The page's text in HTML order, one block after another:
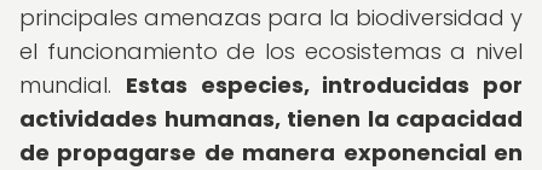
principales amenazas para la biodiversidad y
el funcionamiento de los ecosistemas a nivel
mundial. Estas especies, introducidas por
actividades humanas, tienen la capacidad
de propagarse de manera exponencial en